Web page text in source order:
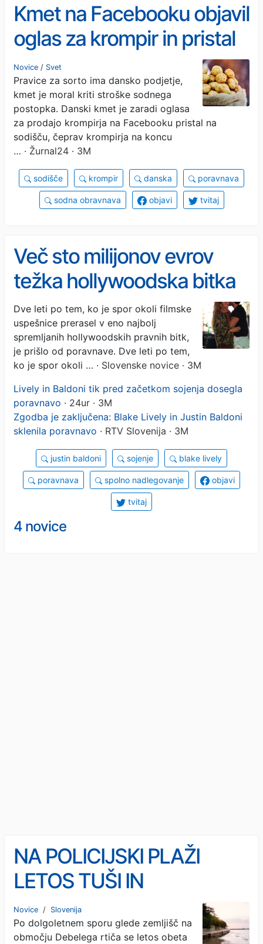
Kmet na Facebooku objavil
oglas za krompir in pristal
na sodišču
Novice / Svet
Pravice za sorto ima dansko podjetje,
kmet je moral kriti stroške sodnega
postopka. Danski kmet je zaradi oglasa
za prodajo krompirja na Facebooku pristal na
sodišču, čeprav krompirja na koncu
… · Žurnal24 · 3M
sodišče krompir danska poravnava
sodna obravnava objavi tvitaj
Več sto milijonov evrov
težka hollywoodska bitka
se je končala brez izplačila
Dve leti po tem, ko je spor okoli filmske
uspešnice prerasel v eno najbolj
spremljanih hollywoodskih pravnih bitk,
je prišlo od poravnave. Dve leti po tem,
ko je spor okoli … · Slovenske novice · 3M
Lively in Baldoni tik pred začetkom sojenja dosegla
poravnavo · 24ur · 3M
Zgodba je zaključena: Blake Lively in Justin Baldoni
sklenila poravnavo · RTV Slovenija · 3M
justin baldoni sojenje blake lively
poravnava spolno nadlegovanje objavi
tvitaj
4 novice
NA POLICIJSKI PLAŽI
LETOS TUŠI IN
GOSTINSKA PONUDBA: A
le na občinskem delu, saj
Novice / Slovenija
Po dolgoletnem sporu glede zemljišč na
območju Debelega rtiča se letos obeta